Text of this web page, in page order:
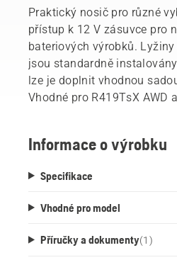
Praktický nosič pro různé
přístup k 12 V zásuvce pro
bateriových výrobků.
jsou standardně
lze je doplnit vhodnou
Vhodné pro R419TsX AWD
Informace o výrobku
Specifikace
Vhodné pro model
Příručky a dokumenty(1 )